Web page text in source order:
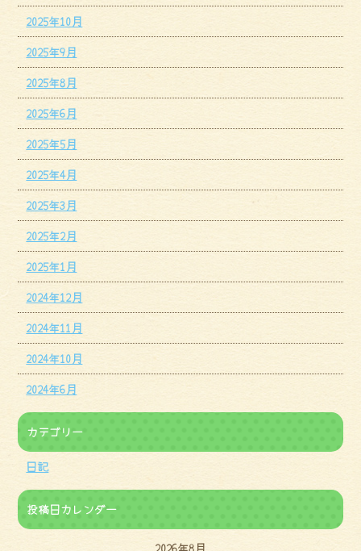
2025年10月
2025年9月
2025年8月
2025年6月
2025年5月
2025年4月
2025年3月
2025年2月
2025年1月
2024年12月
2024年11月
2024年10月
2024年6月
カテゴリー
日記
投稿日カレンダー